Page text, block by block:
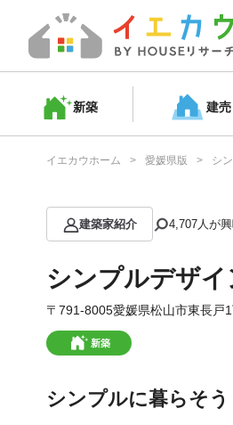
新築 建売
イエカウホーム 愛媛県版 シ
シンプルデザ
建築家紹介 4,707 人が
〒791-8005愛媛県松山市東長戸
新築
シンプルに暮らそう